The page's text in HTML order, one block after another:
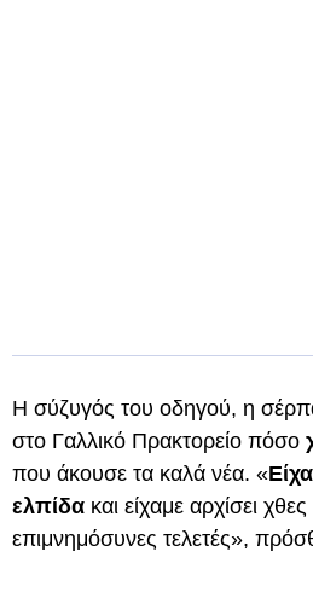
Η σύζυγός του οδηγού, η
στο Γαλλικό Πρακτορείο πόσο
που άκουσε τα καλά νέα. «
ελπίδα και είχαμε αρχίσει
επιμνημόσυνες τελετές»,